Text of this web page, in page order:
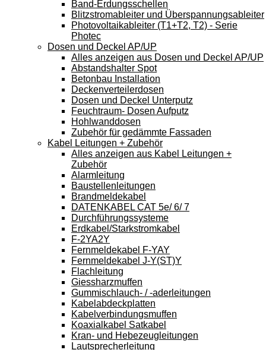
Band-Erdungsschellen
Blitzstromableiter und Überspannungsableiter
Photovoltaikableiter (T1+T2, T2) - Serie
Photec
Dosen und Deckel AP/UP
Alles anzeigen aus Dosen und Deckel AP/UP
Abstandshalter Spot
Betonbau Installation
Deckenverteilerdosen
Dosen und Deckel Unterputz
Feuchtraum- Dosen Aufputz
Hohlwanddosen
Zubehör für gedämmte Fassaden
Kabel Leitungen + Zubehör
Alles anzeigen aus Kabel Leitungen +
Zubehör
Alarmleitung
Baustellenleitungen
Brandmeldekabel
DATENKABEL CAT 5e/ 6/ 7
Durchführungssysteme
Erdkabel/Starkstromkabel
F-2YA2Y
Fernmeldekabel F-YAY
Fernmeldekabel J-Y(ST)Y
Flachleitung
Giessharzmuffen
Gummischlauch- / -aderleitungen
Kabelabdeckplatten
Kabelverbindungsmuffen
Koaxialkabel Satkabel
Kran- und Hebezeugleitungen
Lautsprecherleitung